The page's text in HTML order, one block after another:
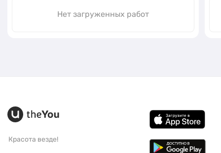
Нет загруженных работ
Красота везде!